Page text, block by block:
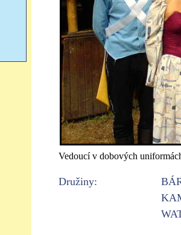
Vedoucí v dobových
Družiny: